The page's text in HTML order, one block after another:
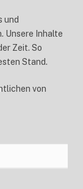
und
Unsere Inhalte
Zeit. So
Stand.
von